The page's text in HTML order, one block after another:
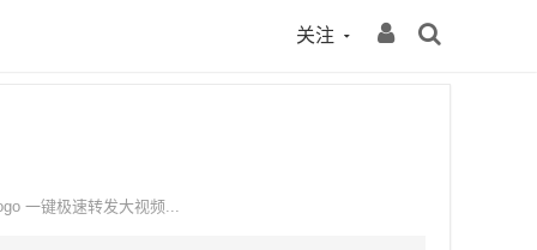
关注
一键极速转发大视频...